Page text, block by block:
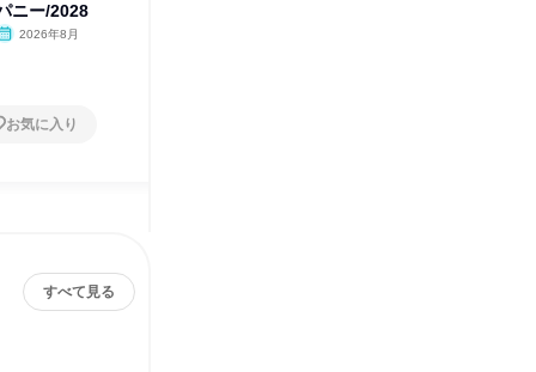
ニー/2028
2026年8月
お気に入り
すべて見る